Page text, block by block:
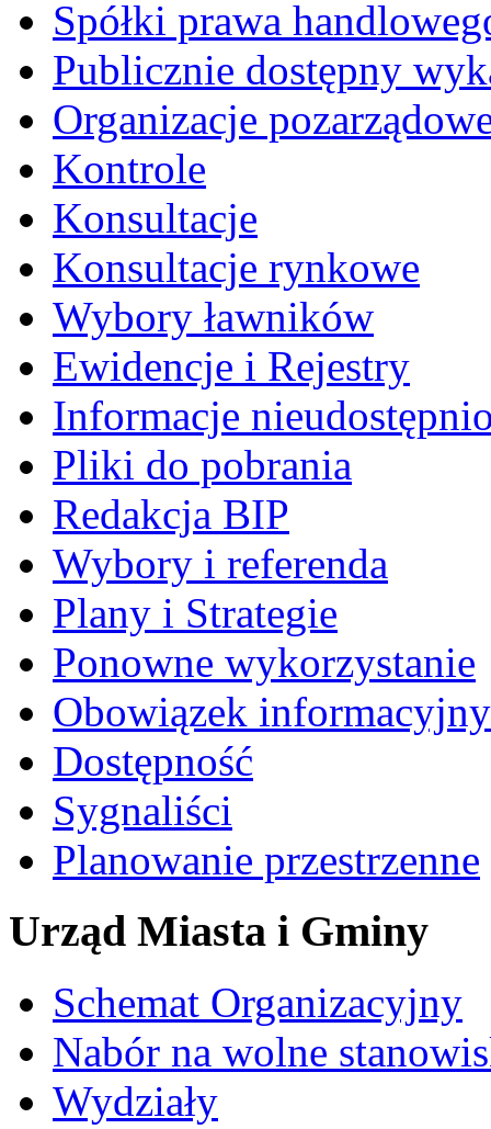
Spółki prawa
Publicznie dostępny
Organizacje
Kontrole
Konsultacje
Konsultacje rynkowe
Wybory ławników
Ewidencje i Rejestry
Informacje
Pliki do pobrania
Redakcja BIP
Wybory i referenda
Plany i Strategie
Ponowne wykorzystanie
Obowiązek informacyjny
Dostępność
Sygnaliści
Planowanie przestrzenne
Urząd Miasta i Gminy
Schemat Organizacyjny
Nabór na wolne
Wydziały